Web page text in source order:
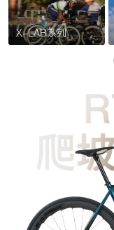
X-LAB系列